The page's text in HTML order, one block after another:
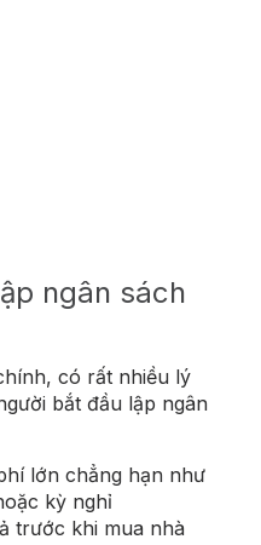
ngân sách
có rất nhiều lý
bắt đầu lập ngân
lớn chẳng hạn như
kỳ nghỉ
trước khi mua nhà